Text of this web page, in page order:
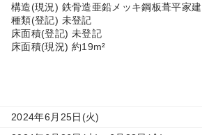
構造(現況) 鉄骨造亜鉛メッキ鋼板葺平家建
種類(登記) 未登記
床面積(登記) 未登記
床面積(現況) 約19m²
2024年6月25日(火)